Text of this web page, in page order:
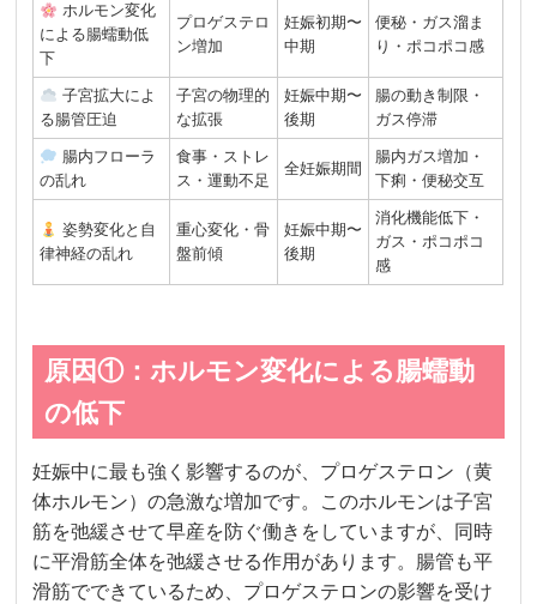
ホルモン変化
による腸蠕動低
下
プロゲステロ
ン増加
妊娠初期〜
中期
便秘・ガス溜ま
り・ポコポコ感
子宮拡大によ
る腸管圧迫
子宮の物理的
な拡張
妊娠中期〜
後期
腸の動き制限・
ガス停滞
腸内フローラ
の乱れ
食事・ストレ
ス・運動不足
全妊娠期間
腸内ガス増加・
下痢・便秘交互
姿勢変化と自
律神経の乱れ
重心変化・骨
盤前傾
妊娠中期〜
後期
消化機能低下・
ガス・ポコポコ
感
原因①：ホルモン変化による腸蠕動
の低下
妊娠中に最も強く影響するのが、プロゲステロン（黄
体ホルモン）の急激な増加です。このホルモンは子宮
筋を弛緩させて早産を防ぐ働きをしていますが、同時
に平滑筋全体を弛緩させる作用があります。腸管も平
滑筋でできているため、プロゲステロンの影響を受け